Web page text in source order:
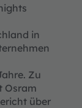
in
Zu
Osram
über